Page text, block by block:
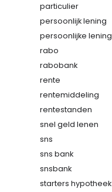
particulier
persoonlijk lening
persoonlijke lening
rabo
rabobank
rente
rentemiddeling
rentestanden
snel geld lenen
sns
sns bank
snsbank
starters hypotheek